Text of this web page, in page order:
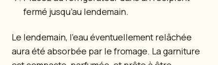
fermé jusqu’au lendemain.
Le lendemain, l’eau éventuellement relâchée
aura été absorbée par le fromage. La garniture